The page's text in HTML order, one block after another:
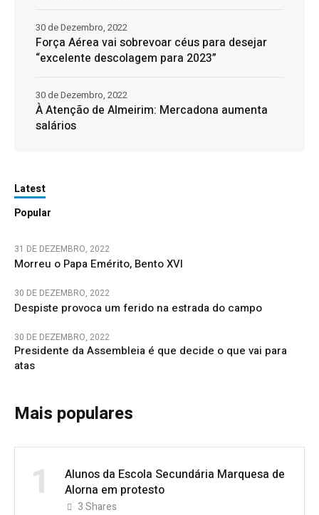
Força Aérea vai sobrevoar céus para desejar
“excelente descolagem para 2023”
30 de Dezembro, 2022
À Atenção de Almeirim: Mercadona aumenta
salários
30 de Dezembro, 2022
Latest
Popular
31 DE DEZEMBRO, 2022
Morreu o Papa Emérito, Bento XVI
30 DE DEZEMBRO, 2022
Despiste provoca um ferido na estrada do campo
30 DE DEZEMBRO, 2022
Presidente da Assembleia é que decide o que vai para
atas
Mais populares
1
Alunos da Escola Secundária Marquesa de
Alorna em protesto
3Shares